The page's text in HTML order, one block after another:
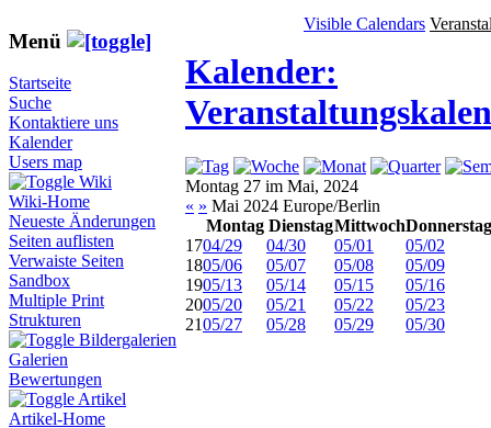
Menü
Startseite
Suche
Kontaktiere uns
Kalender
Users map
Wiki
Wiki-Home
Neueste Änderungen
Seiten auflisten
Verwaiste Seiten
Sandbox
Multiple Print
Strukturen
Bildergalerien
Galerien
Bewertungen
Artikel
Artikel-Home
Visible Calendars
Kalender:
Montag 27 im Mai, 2024
« » Mai 2024 Europe/Berlin
Montag DienstagMittwochDonnerstag
1704/29 04/30 05/01
05/02
1805/06 05/07 05/08
05/09
1905/13 05/14 05/15
05/16
2005/20 05/21 05/22
05/23
2105/27 05/28 05/29 05/30